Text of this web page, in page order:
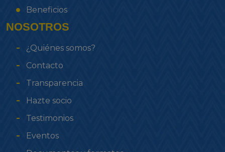
Beneficios
NOSOTROS
¿Quiénes somos?
Contacto
Transparencia
Hazte socio
Testimonios
Eventos